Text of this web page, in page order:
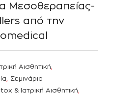
Μεσοθεραπείας-
από την
Αισθητική,
, Σεμινάρια
& Ιατρική Αισθητική,